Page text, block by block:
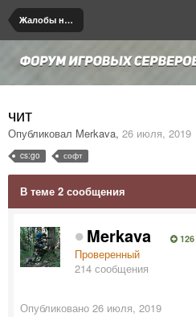
Жалобы на игроков/админов
чит
Опубликовал Merkava, 26 июля, 2019
cs:go софт
В теме 2 сообщения
Merkava 126
Проверенный
214 сообщения
Опубликовано 26 июля, 2019